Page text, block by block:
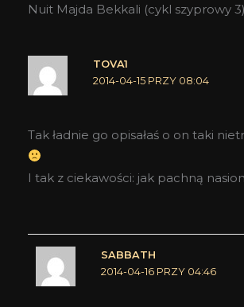
Nuit Majda Bekkali (cykl szyprowy
TOVA1
2014-04-15 PRZY 08:04
Tak ładnie go opisałaś o on taki
I tak z ciekawości: jak pachną
SABBATH
2014-04-16 PRZY 04:46